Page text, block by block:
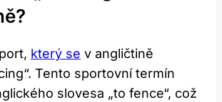
který se v angličtině
Tento sportovní termín
slovesa „to fence“, což